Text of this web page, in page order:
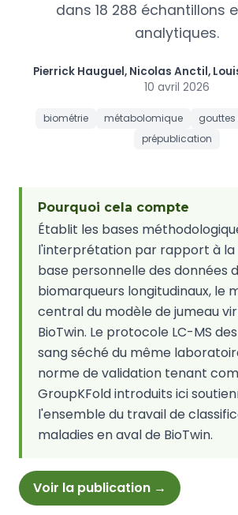
dans 18 288 échantillons
analytiques.
Pierrick Hauguel, Nicolas Anctil,
10 avril 2026
biométrie métabolomique
prépublication
Pourquoi cela compte
Établit les bases
l'interprétation par rapport à la
base personnelle des données
biomarqueurs longitudinaux, le
central du modèle de jumeau
BioTwin. Le protocole LC-MS
sang séché du même
norme de validation tenant
GroupKFold introduits ici
l'ensemble du travail de
maladies en aval de BioTwin.
Voir la publication →